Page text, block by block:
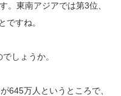
。東南アジアでは第3位、
ですね。
しょうか。
645万人というところで、